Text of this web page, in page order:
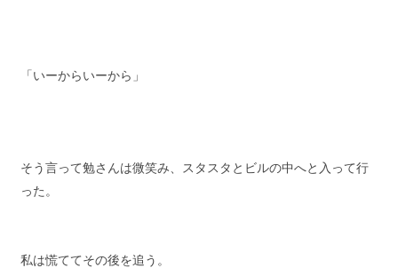
「いーからいーから」
そう言って勉さんは微笑み、スタスタとビルの中へと入って行
った。
私は慌ててその後を追う。